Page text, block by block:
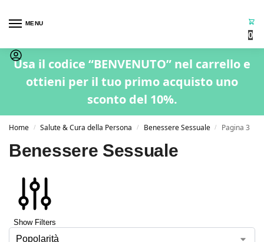
MENU
0
Usa il codice “BENVENUTO” nel carrello e
ottieni per il tuo primo acquisto uno
sconto del 10%.
Home / Salute & Cura della Persona / Benessere Sessuale / Pagina 3
Benessere Sessuale
Show Filters